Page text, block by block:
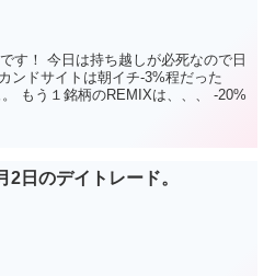
す！ 今日は持ち越しが必死なので日
ンドサイトは朝イチ-3%程だった
もう１銘柄のREMIXは、、、 -20%
2日のデイトレード。